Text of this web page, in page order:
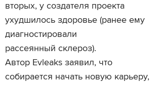
вторых, у создателя проекта
ухудшилось здоровье (ранее ему
диагностировали
рассеянный склероз).
Автор Evleaks заявил, что
собирается начать новую карьеру,